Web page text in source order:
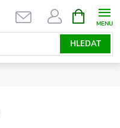
HLEDAT
NÁKUPNÍ
KOŠÍK